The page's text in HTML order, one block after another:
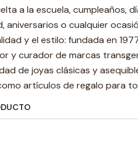
a la escuela, cumpleaños,
aniversarios o cualquier
y el estilo: fundada en
y curador de marcas
de joyas clásicas y
artículos de regalo para